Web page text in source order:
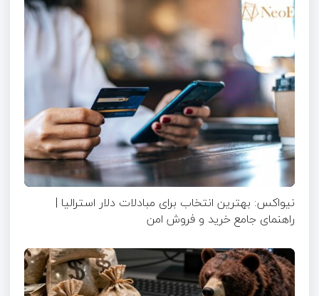
نیواکس: بهترین انتخاب برای مبادلات دلار استرالیا |
راهنمای جامع خرید و فروش امن